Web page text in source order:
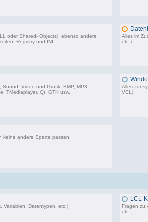
oder Shared- Objects), ebenso andere
Registry und INI.
Alles im
etc.).
Sound, Video und Grafik: BMP, MP3,
TMediaplayer, Qt, GTK usw.
Alles zur
VCL).
keine andere Sparte passen.
Variablen, Datentypen, etc.)
LCL-
Fragen zu
etc.